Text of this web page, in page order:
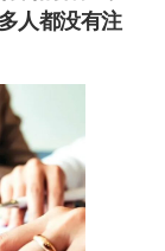
人都没有注